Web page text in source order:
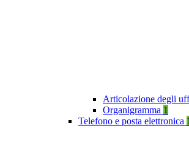
Articolazione degli
Organigramma 1
Telefono e posta elettronica 1